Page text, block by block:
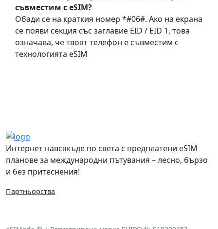
съвместим с eSIM?
Обади се на краткия номер *#06#. Ако на екрана
се появи секция със заглавие EID / EID 1, това
означава, че твоят телефон е съвместим с
технологията eSIM
Интернет навсякъде по света с предплатени eSIM
планове за международни пътувания – лесно, бързо
и без притеснения!
Партньорства